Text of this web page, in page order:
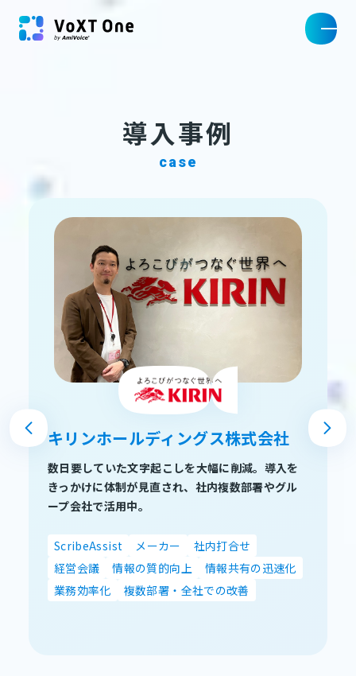
導入事例
case
キリンホールディングス株式会社
数日要していた文字起こしを大幅に削減。導入を
きっかけに体制が見直され、社内複数部署やグル
ープ会社で活用中。
ScribeAssist メーカー
社内打合せ
経営会議
情報の質的向上
情報共有の迅速化
業務効率化
複数部署・全社での改善